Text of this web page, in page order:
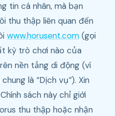
tin cá nhân, mà bạn
thu thập liên quan đến
www.horusent.com (gọi
kỳ trò chơi nào của
nền tảng di động (ví
là “Dịch vụ”). Xin
sách này chỉ giới
thu thập hoặc nhận